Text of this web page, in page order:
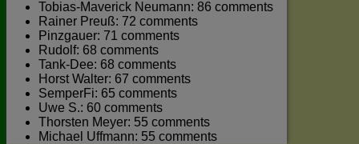
Tobias-Maverick Neumann: 86 comments
Rainer Preuß: 72 comments
Pinzgauer: 71 comments
Rudolf: 68 comments
Tank-Dee: 68 comments
Horst Walter: 67 comments
SemperFi: 65 comments
Uwe S.: 60 comments
Thorsten Meyer: 55 comments
Michael Uffmann: 55 comments